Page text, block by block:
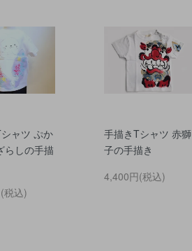
ャツ ぷか
らしの手描
税込)
手描きTシャツ 赤獅
子の手描き
4,400円(税込)